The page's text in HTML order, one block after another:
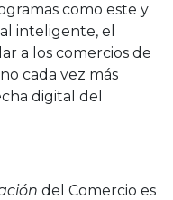
como este y
inteligente, el
a los comercios de
cada vez más
digital del
del Comercio es